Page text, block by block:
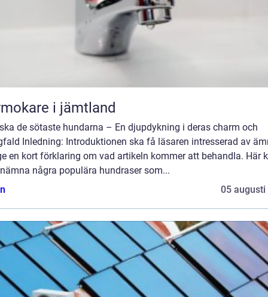
i jämtland
de sötaste hundarna – En djupdykning i deras charm och
Inledning: Introduktionen ska få läsaren intresserad av
en kort förklaring om vad artikeln kommer att behandla. Här
några populära hundraser som...
05 augusti